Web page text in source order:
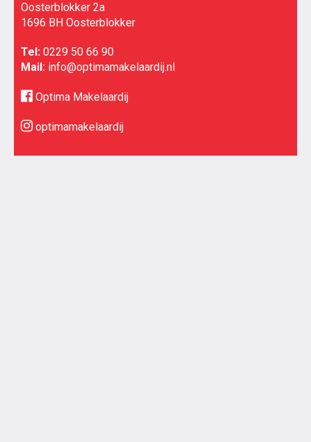
Oosterblokker 2a
1696 BH Oosterblokker
Tel: 0229 50 66 90
Mail: info@optimamakelaardij.nl
Optima Makelaardij
optimamakelaardij